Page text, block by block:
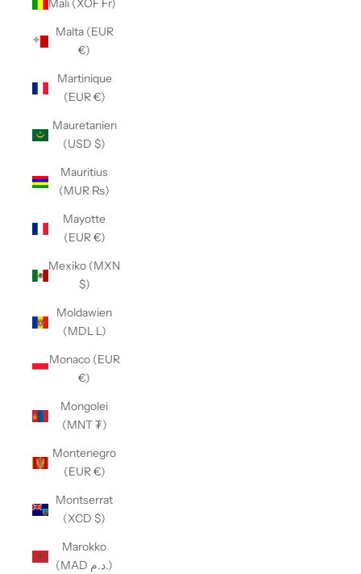
Mali (XOF Fr)
Malta (EUR
€)
Martinique
(EUR €)
Mauretanien
(USD $)
Mauritius
(MUR ₨)
Mayotte
(EUR €)
Mexiko (MXN
$)
Moldawien
(MDL L)
Monaco (EUR
€)
Mongolei
(MNT ₮)
Montenegro
(EUR €)
Montserrat
(XCD $)
Marokko
(MAD د.م.)